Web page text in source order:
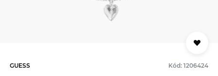
GUESS Kód: 1206424